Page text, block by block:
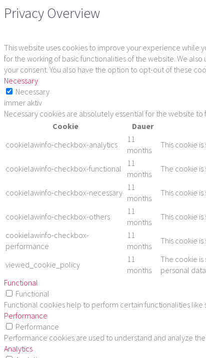
Privacy Overview
This website uses cookies to improve your experience while
for the working of basic functionalities of the website. We
your consent. You also have the option to opt-out of these
Necessary
Necessary
immer aktiv
Necessary cookies are absolutely essential for the website
Cookie
Dauer
cookielawinfo-checkbox-analytics
11
months
This cookie
cookielawinfo-checkbox-functional
11
months
The cookie is
cookielawinfo-checkbox-necessary
11
months
This cookie
cookielawinfo-checkbox-others
11
months
This cookie
cookielawinfo-checkbox-
performance
11
months
This cookie
viewed_cookie_policy
11
months
The cookie is
personal data.
Functional
Functional
Functional cookies help to perform certain functionalities
Performance
Performance
Performance cookies are used to understand and analyze
Analytics